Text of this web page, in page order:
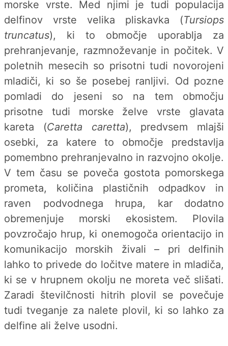
morske vrste. Med njimi je tudi populacija
delfinov vrste velika pliskavka (Tursiops
truncatus), ki to območje uporablja za
prehranjevanje, razmnoževanje in počitek. V
poletnih mesecih so prisotni tudi novorojeni
mladiči, ki so še posebej ranljivi. Od pozne
pomladi do jeseni so na tem območju
prisotne tudi morske želve vrste glavata
kareta (Caretta caretta), predvsem mlajši
osebki, za katere to območje predstavlja
pomembno prehranjevalno in razvojno okolje.
V tem času se poveča gostota pomorskega
prometa, količina plastičnih odpadkov in
raven podvodnega hrupa, kar dodatno
obremenjuje morski ekosistem. Plovila
povzročajo hrup, ki onemogoča orientacijo in
komunikacijo morskih živali – pri delfinih
lahko to privede do ločitve matere in mladiča,
ki se v hrupnem okolju ne moreta več slišati.
Zaradi številčnosti hitrih plovil se povečuje
tudi tveganje za nalete plovil, ki so lahko za
delfine ali želve usodni.